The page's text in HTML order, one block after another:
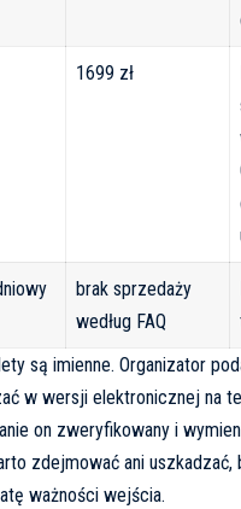
1699 zł
brak sprzedaży
według FAQ
są imienne. Organizator
w wersji elektronicznej na
on zweryfikowany i
zdejmować ani uszkadzać,
ważności wejścia.